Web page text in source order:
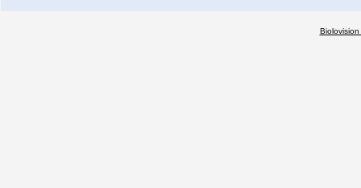
Biolovision